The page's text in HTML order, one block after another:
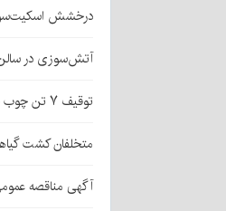
درخشش
آتش‌سوزی در سالن
توقیف ۷ تن چوب قاچاق تاغ در رفسنجان
متخلفان کشت
آگهی مناقصه عمومی دو